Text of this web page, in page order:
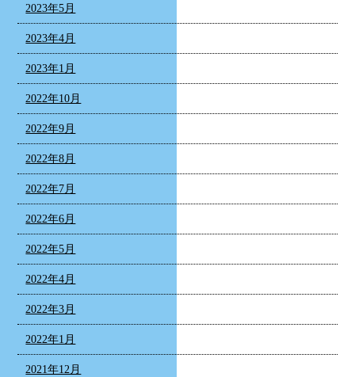
2023年5月
2023年4月
2023年1月
2022年10月
2022年9月
2022年8月
2022年7月
2022年6月
2022年5月
2022年4月
2022年3月
2022年1月
2021年12月